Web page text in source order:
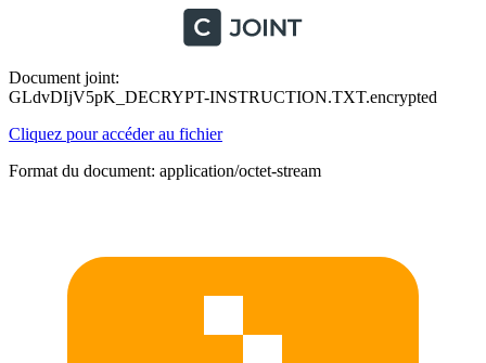
Document joint:
GLdvDIjV5pK_DECRYPT-INSTRUCTION.TXT.encrypted
Cliquez pour accéder au fichier
Format du document: application/octet-stream